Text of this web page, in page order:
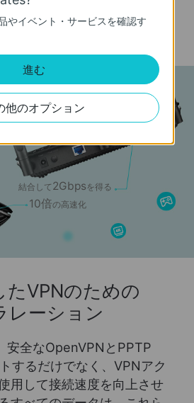
のデバイスにファイル、写
簡単に共有できます。
結合して 2Gbpsを得る
10倍の高速化
たVPNのための
レーション
全なOpenVPNとPPTP
するだけでなく、VPNアク
用して接続速度を向上させ
やイベント・サービスを確認す
進む
他のオプション